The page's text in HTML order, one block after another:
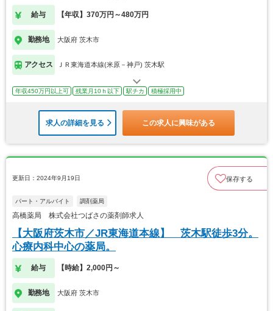
給与 【年収】370万円～480万円
勤務地 大阪府 茨木市
アクセス ＪＲ東海道本線(米原－神戸) 茨木駅
年収450万円以上可 残業月10ｈ以下 駅チカ 積極採用中
求人の詳細を見る この求人に興味がある
更新日：2024年9月19日 保存する
パート・アルバイト 調剤薬局
高橋薬局 株式会社つばさの薬剤師求人
【大阪府茨木市／JR東海道本線】 茨木駅徒歩3分。
心療内科中心の薬局。
給与 【時給】2,000円～
勤務地 大阪府 茨木市